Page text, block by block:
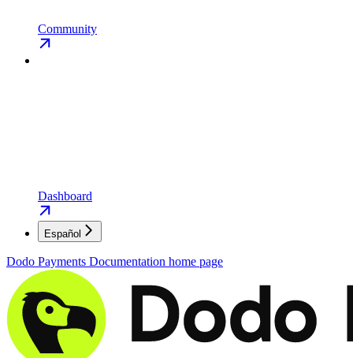
Community
Dashboard
Español
Dodo Payments Documentation home page